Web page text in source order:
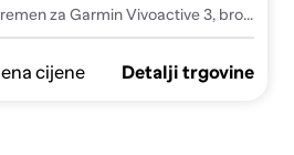
BStrap Suede Leather remen za Garmin Vivoactive 3, brown (SSG020C0206)
cijene Detalji trgovine